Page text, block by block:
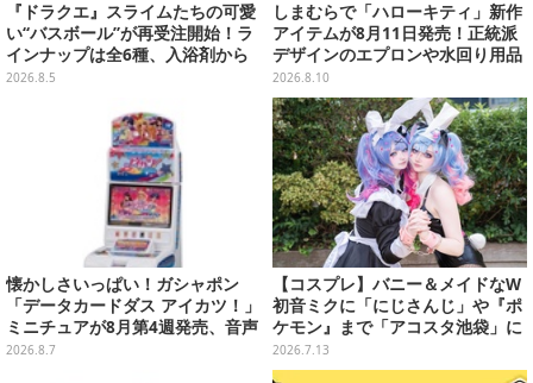
『ドラクエ』スライムたちの可愛
い“バスボール”が再受注開始！ラ
インナップは全6種、入浴剤から
モンスターのフィギュアが出てく
2026.8.5
しまむらで「ハローキティ」新作
アイテムが8月11日発売！正統派
デザインのエプロンや水回り用品
など
2026.8.10
懐かしさいっぱい！ガシャポン
「データカードダス アイカツ！」
ミニチュアが8月第4週発売、音声
が流れる特別仕様も当たる
2026.8.7
【コスプレ】バニー＆メイドなW
初音ミクに「にじさんじ」や『ポ
ケモン』まで「アコスタ池袋」に
集った美麗レイヤー13選【写真60
枚】
2026.7.13